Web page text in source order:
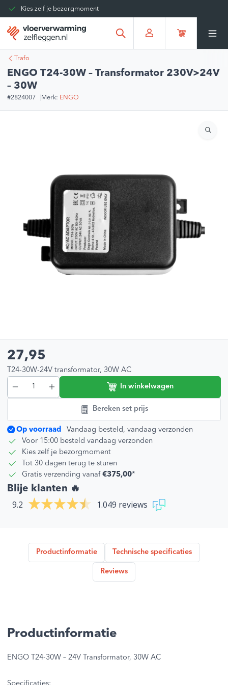
Kies zelf je bezorgmoment
Tot 30 dagen terug te sturen
Gratis verzending vanaf
€375,00*
Trafo
ENGO T24-30W – Transformator 230V>24V
– 30W
#2824007 Merk: ENGO
27,95
T24-30W-24V transformator, 30W AC
In winkelwagen
Bereken set prijs
Op voorraad
Vandaag besteld, vandaag verzonden
Voor 15:00 besteld vandaag verzonden
Kies zelf je bezorgmoment
Tot 30 dagen terug te sturen
Gratis verzending vanaf €375,00*
Blije klanten 🔥
9.2 1.049 reviews
Productinformatie Technische specificaties
Reviews
Productinformatie
ENGO T24-30W – 24V Transformator, 30W AC